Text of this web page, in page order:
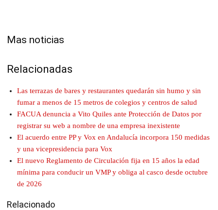
Mas noticias
Relacionadas
Las terrazas de bares y restaurantes quedarán sin humo y sin
fumar a menos de 15 metros de colegios y centros de salud
FACUA denuncia a Vito Quiles ante Protección de Datos por
registrar su web a nombre de una empresa inexistente
El acuerdo entre PP y Vox en Andalucía incorpora 150 medidas
y una vicepresidencia para Vox
El nuevo Reglamento de Circulación fija en 15 años la edad
mínima para conducir un VMP y obliga al casco desde octubre
de 2026
Relacionado